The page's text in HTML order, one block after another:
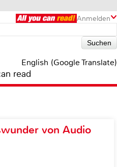
Anmelden
English (Google Translate)
read
von Audio